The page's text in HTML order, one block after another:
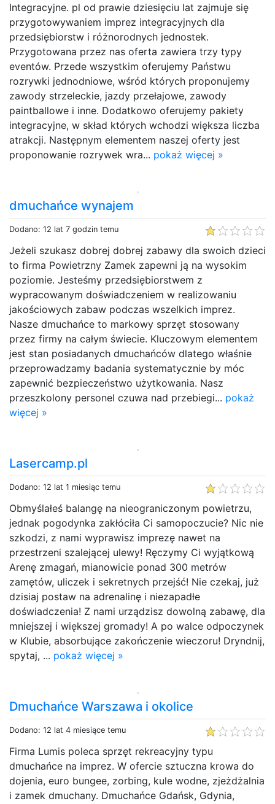
Integracyjne. pl od prawie dziesięciu lat zajmuje się
przygotowywaniem imprez integracyjnych dla
przedsiębiorstw i różnorodnych jednostek.
Przygotowana przez nas oferta zawiera trzy typy
eventów. Przede wszystkim oferujemy Państwu
rozrywki jednodniowe, wśród których proponujemy
zawody strzeleckie, jazdy przełajowe, zawody
paintballowe i inne. Dodatkowo oferujemy pakiety
integracyjne, w skład których wchodzi większa liczba
atrakcji. Następnym elementem naszej oferty jest
proponowanie rozrywek wra... pokaż więcej »
dmuchańce wynajem
Dodano: 12 lat 7 godzin temu
Jeżeli szukasz dobrej dobrej zabawy dla swoich dzieci
to firma Powietrzny Zamek zapewni ją na wysokim
poziomie. Jesteśmy przedsiębiorstwem z
wypracowanym doświadczeniem w realizowaniu
jakościowych zabaw podczas wszelkich imprez.
Nasze dmuchańce to markowy sprzęt stosowany
przez firmy na całym świecie. Kluczowym elementem
jest stan posiadanych dmuchańców dlatego właśnie
przeprowadzamy badania systematycznie by móc
zapewnić bezpieczeństwo użytkowania. Nasz
przeszkolony personel czuwa nad przebiegi... pokaż
więcej »
Lasercamp.pl
Dodano: 12 lat 1 miesiąc temu
Obmyślałeś balangę na nieograniczonym powietrzu,
jednak pogodynka zakłóciła Ci samopoczucie? Nic nie
szkodzi, z nami wyprawisz imprezę nawet na
przestrzeni szalejącej ulewy! Ręczymy Ci wyjątkową
Arenę zmagań, mianowicie ponad 300 metrów
zamętów, uliczek i sekretnych przejść! Nie czekaj, już
dzisiaj postaw na adrenalinę i niezapadłe
doświadczenia! Z nami urządzisz dowolną zabawę, dla
mniejszej i większej gromady! A po walce odpoczynek
w Klubie, absorbujące zakończenie wieczoru! Dryndnij,
spytaj, ... pokaż więcej »
Dmuchańce Warszawa i okolice
Dodano: 12 lat 4 miesiące temu
Firma Lumis poleca sprzęt rekreacyjny typu
dmuchańce na imprez. W ofercie sztuczna krowa do
dojenia, euro bungee, zorbing, kule wodne, zjeżdżalnia
i zamek dmuchany. Dmuchańce Gdańsk, Gdynia,